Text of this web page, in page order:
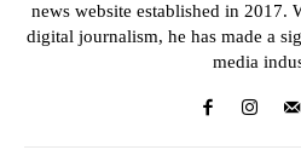
news website established in 2017.
digital journalism, he has made a
media